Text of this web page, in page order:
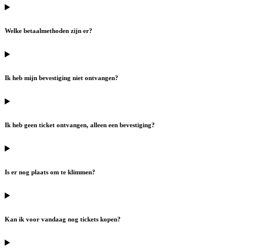
Welke betaalmethoden zijn er?
Ik heb mijn bevestiging niet ontvangen?
Ik heb geen ticket ontvangen, alleen een bevestiging?
Is er nog plaats om te klimmen?
Kan ik voor vandaag nog tickets kopen?